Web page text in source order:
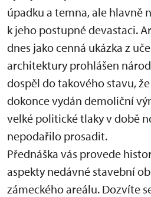
úpadku a temna, ale hlavně
k jeho postupné devastaci.
dnes jako cenná ukázka z
architektury prohlášen
dospěl do takového stavu,
dokonce vydán demoliční
velké politické tlaky v době
nepodařilo prosadit.
Přednáška vás provede
aspekty nedávné stavební
zámeckého areálu. Dozvíte